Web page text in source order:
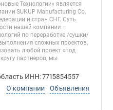
Технологии» является
SUKUP Manufacturing Co.
и стран СНГ. Суть
нашей компании –
по переработке /сушки/
сложных проектов,
любой проект «под
партнеров, мы
ИНН: 7715854557
О компании
Объявления